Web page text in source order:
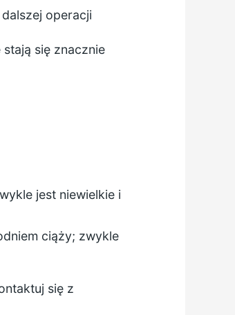
operacji
się znacznie
jest niewielkie i
ciąży; zwykle
się z